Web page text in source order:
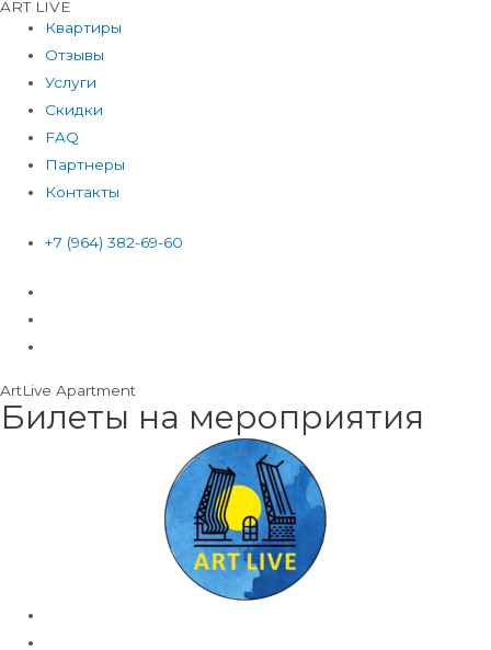
Перейти
ART LIVE
Квартиры
Отзывы
Услуги
Скидки
FAQ
Партнеры
Контакты
+7 (964) 382-69-60
ArtLive Apartment
Билеты на мероприятия